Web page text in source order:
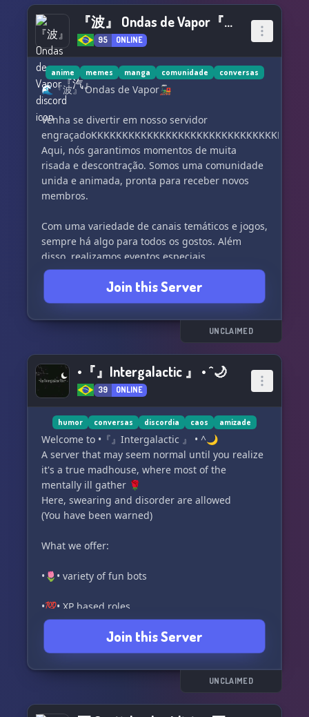
『波』 Ondas de Vapor『汽』
95 ONLINE
anime memes manga comunidade conversas
🌊『波』 Ondas de Vapor🚂
Venha se divertir em nosso servidor
Aqui, nós garantimos momentos de muita
risada e descontração. Somos uma comunidade
unida e animada, pronta para receber novos
membros.
Com uma variedade de canais temáticos e jogos,
sempre há algo para todos os gostos. Além
disso, realizamos eventos especiais,
competições e promoções exclusivas para tornar
sua experiência conosco ainda mais divertida.
Participe de conversas interessantes,
compartilhe memes engraçados e conheça
dessa onda divertida.
Não perca tempo e embarque nessa aventura a
vapor, no Discord Ondas de Vapor! 🌊🚂🌬️
#discord
Join this Server
UNCLAIMED
•『』Intergalactic 』 • ^🌙
39 ONLINE
humor conversas discordia caos amizade
Welcome to •『』Intergalactic 』 • ^🌙
A server that may seem normal until you realize
it's a true madhouse, where most of the
mentally ill gather 🌹
Here, swearing and disorder are allowed
(You have been warned)
What we offer:
•🌷• variety of fun bots
•💯• XP based roles
•🎉• giveaways
•👌• partnerships
Join this Server
UNCLAIMED